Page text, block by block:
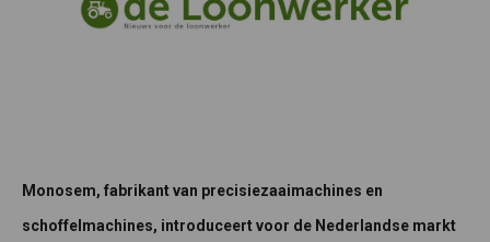
Monosem, fabrikant van precisiezaaimachines en
schoffelmachines, introduceert voor de Nederlandse markt